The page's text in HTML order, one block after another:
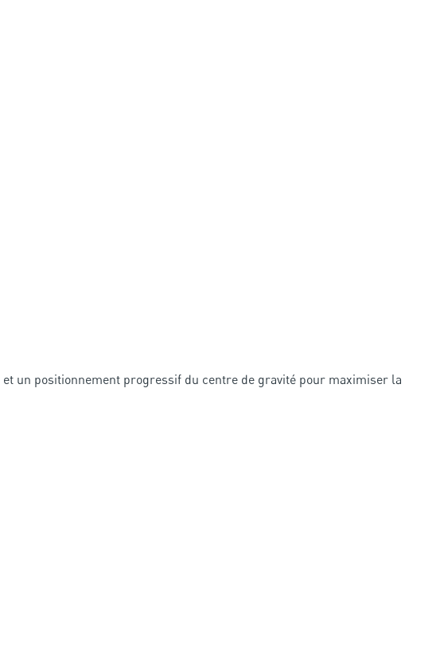
et un positionnement progressif du centre de gravité pour maximiser la